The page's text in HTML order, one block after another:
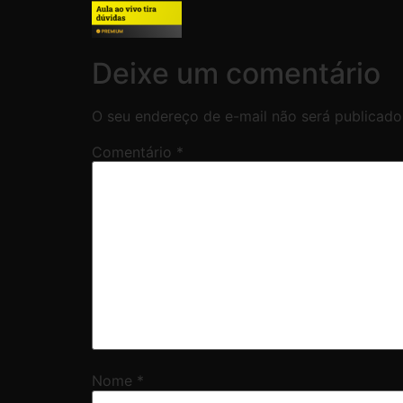
Deixe um comentário
O seu endereço de e-mail não será
Comentário *
Nome *